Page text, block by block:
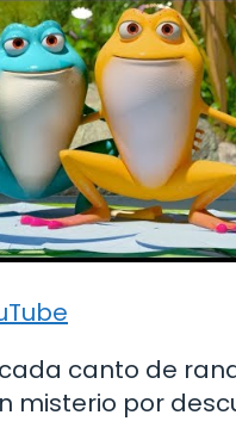
canto de
misterio por